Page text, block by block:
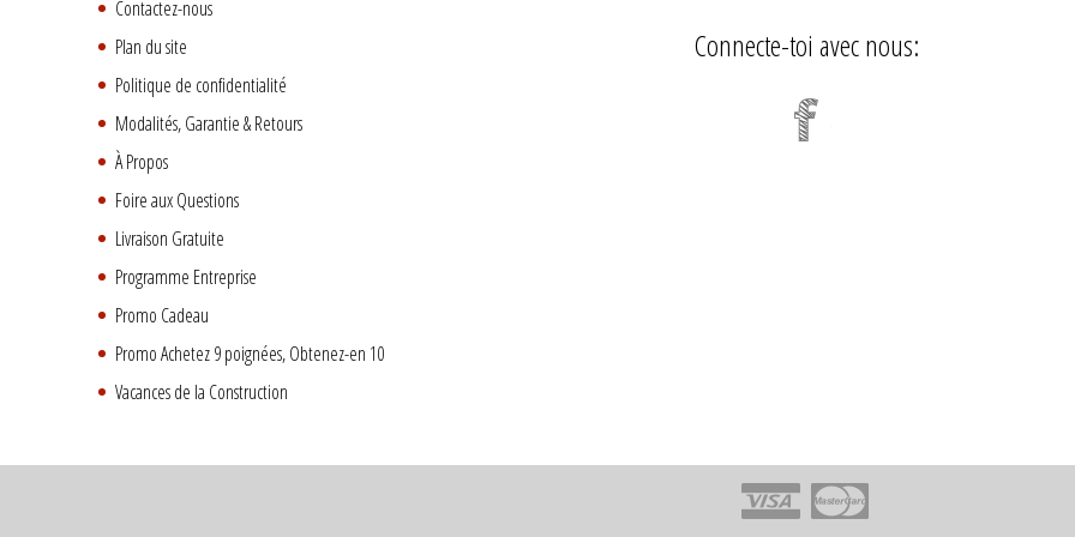
Contactez-nous
Plan du site
Politique de confidentialité
Modalités, Garantie & Retours
À Propos
Foire aux Questions
Livraison Gratuite
Programme Entreprise
Promo Cadeau
Promo Achetez 9 poignées, Obtenez-en 10
Vacances de la Construction
Connecte-toi avec nous: